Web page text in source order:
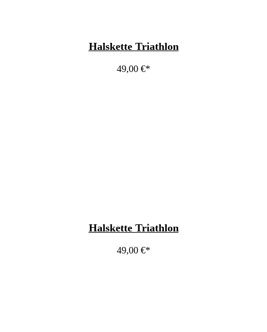
Halskette Triathlon
49,00 €
Halskette Triathlon
49,00 €